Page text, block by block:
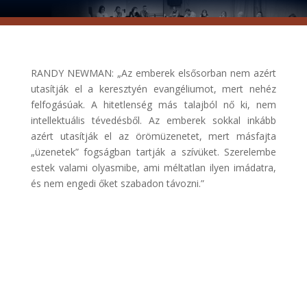
RANDY NEWMAN: „Az emberek elsősorban nem azért
utasítják el a keresztyén evangéliumot, mert nehéz
felfogásúak. A hitetlenség más talajból nő ki, nem
intellektuális tévedésből. Az emberek sokkal inkább
azért utasítják el az örömüzenetet, mert másfajta
„üzenetek” fogságban tartják a szívüket. Szerelembe
estek valami olyasmibe, ami méltatlan ilyen imádatra,
és nem engedi őket szabadon távozni.”